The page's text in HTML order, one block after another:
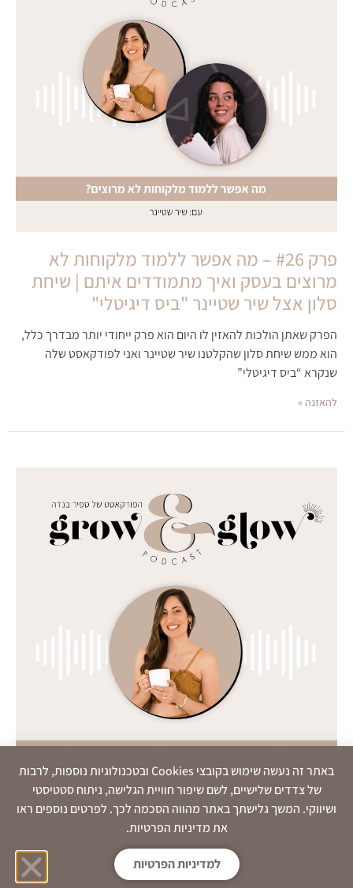
פרק #26 – מה אפשר ללמוד מלקוחות לא
מרוצים בעסק ואיך מתמודדים איתם | שיחת
סלון אצל שיר שטיינר "ביס דיגיטלי"
הפרק שאתן הולכות להאזין לו היום הוא פרק ייחודי יותר מבדרך כלל,
הוא ממש שיחת סלון שהקלטנו שיר שטיינר ואני לפודקאסט שלה
שנקרא “ביס דיגיטלי”
להאזנה »
פרק #25 – הלקוח שכמעט החזיר אותי לדפוס
הריצוי הישן שלי | 3 תובנות חשובות על ריצוי
בפרק הזה אני חושפת סיפור אמיתי מהעסק שלי, על מקרה שקרה
באתר זה נעשה שימוש בקובצי Cookies ובטכנולוגיות נוספות, לרבות
של צדדים שלישיים, לשם שיפור חוויית הגלישה, ניתוח סטטיסטי
ושיווקי. המשך גלישתך באתר מהווה הסכמה לכך. לפרטים נוספים ראו
את מדיניות הפרטיות.
למדיניות הפרטיות